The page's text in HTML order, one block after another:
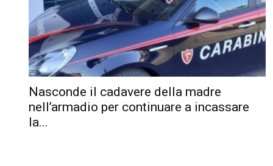
Nasconde il cadavere della madre
nell’armadio per continuare a incassare
la...